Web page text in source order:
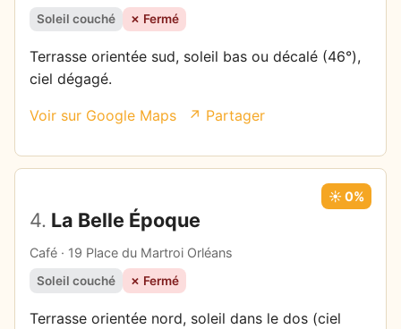
Soleil couché ✗ Fermé
Terrasse orientée sud, soleil bas ou décalé (46°),
ciel dégagé.
Voir sur Google Maps ↗ Partager
4. La Belle Époque
Café · 19 Place du Martroi Orléans
☀️ 0%
Soleil couché ✗ Fermé
Terrasse orientée nord, soleil dans le dos (ciel